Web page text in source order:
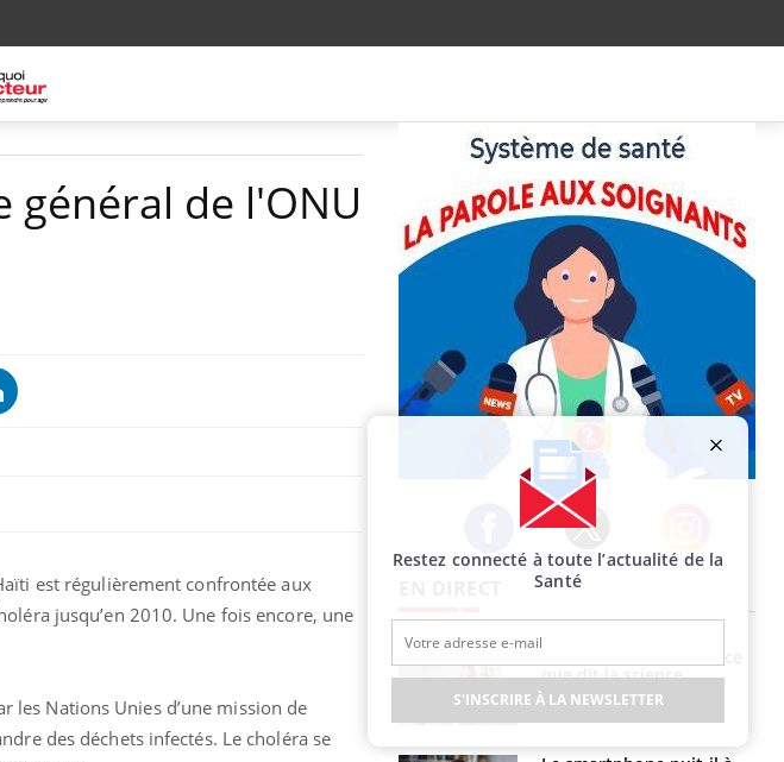
général de l'ONU
est régulièrement confrontée aux
jusqu’en 2010. Une fois encore, une
les Nations Unies d’une mission de
des déchets infectés. Le choléra se
Facebook Twitter Instagram
que dit la science
Restez connecté à toute l’actualité de la
Santé
S'INSCRIRE À LA NEWSLETTER